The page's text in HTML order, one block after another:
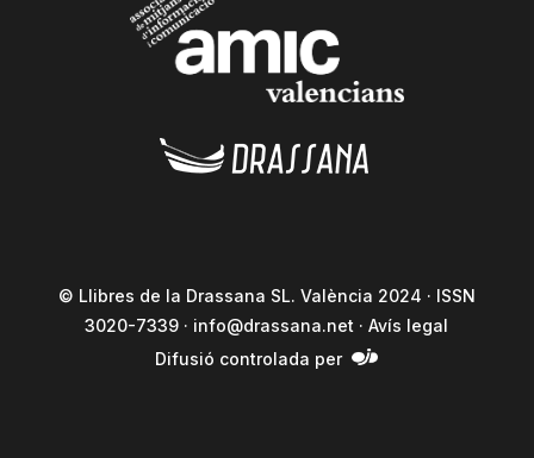
© Llibres de la Drassana SL. València 2024 · ISSN
3020-7339 · info@drassana.net ·Avís legal
Difusió controlada per